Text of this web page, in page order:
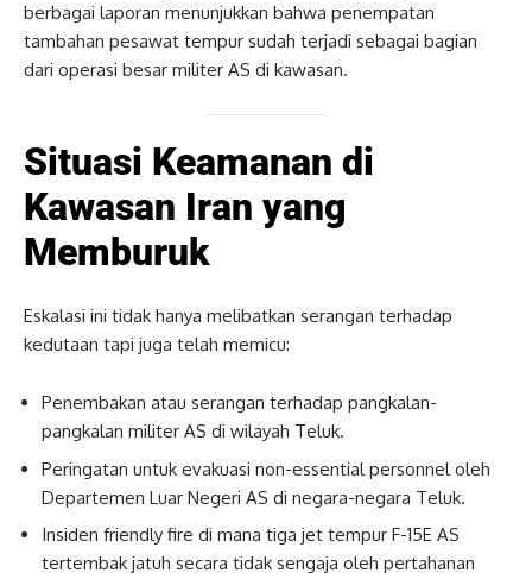
berbagai laporan menunjukkan bahwa penempatan
tambahan pesawat tempur sudah terjadi sebagai bagian
dari operasi besar militer AS di kawasan.
Situasi Keamanan di
Kawasan Iran yang
Memburuk
Eskalasi ini tidak hanya melibatkan serangan terhadap
kedutaan tapi juga telah memicu:
Penembakan atau serangan terhadap pangkalan-
pangkalan militer AS di wilayah Teluk.
Peringatan untuk evakuasi non-essential personnel oleh
Departemen Luar Negeri AS di negara-negara Teluk.
Insiden friendly fire di mana tiga jet tempur F-15E AS
tertembak jatuh secara tidak sengaja oleh pertahanan